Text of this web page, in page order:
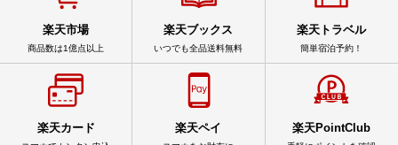
楽天市場
商品数は1億点以上
楽天ブックス
いつでも全品送料無料
楽天トラベル
簡単宿泊予約！
楽天カード 楽天ペイ 楽天PointClub